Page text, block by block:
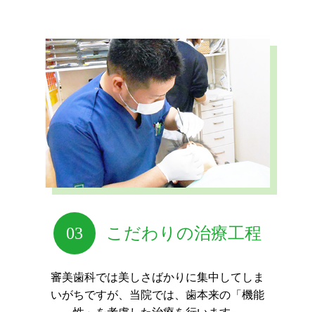
03 こだわりの治療工程
審美歯科では美しさばかりに集中してしま
いがちですが、 当院では、歯本来の「機能